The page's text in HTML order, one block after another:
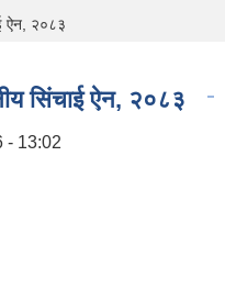
ऐन, २०८३
सिंचाई ऐन, २०८३
- 13:02